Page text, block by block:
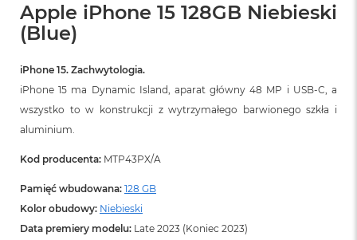
Apple iPhone 15 128GB Niebieski
(Blue)
iPhone 15. Zachwytologia.
iPhone 15 ma Dynamic Island, aparat główny 48 MP i USB‑C, a
wszystko to w konstrukcji z wytrzymałego barwionego szkła i
aluminium.
Kod producenta: MTP43PX/A
Pamięć wbudowana: 128 GB
Kolor obudowy: Niebieski
Data premiery modelu: Late 2023 (Koniec 2023)